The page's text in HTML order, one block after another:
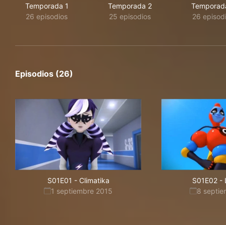
Temporada 1
26 episodios
Temporada 2
25 episodios
26
Episodios (26)
S01E01 - Climatika
1 septiembre 2015
S01E02 -
8